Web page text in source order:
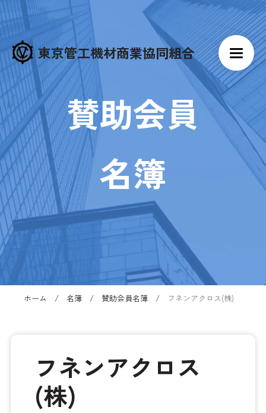
東京管工機材商業協同組合
賛助会員
名簿
ホーム 名簿 賛助会員名簿 フネンアクロス(株)
フネンアクロス
(株)